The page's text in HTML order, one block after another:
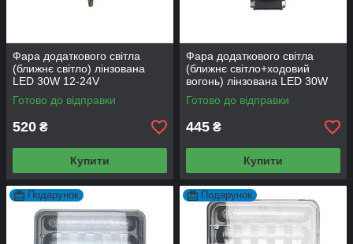
Фара додаткового світла
(ближнє світло) лінзована
LED 30W 12-24V
Готово до відправки
520 ₴
Купити
Фара додаткового світла
(ближнє світло+ходовий
вогонь) лінзована LED 30W
12-24V
Готово до відправки
445 ₴
Купити
Подарунок Подарунок